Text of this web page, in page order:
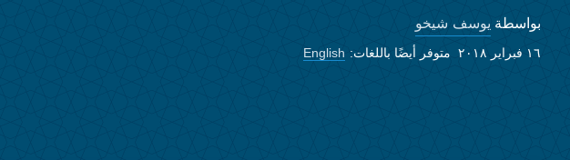
بواسطة يوسف شيخو
١٦ فبراير ٢٠١٨ متوفر أيضًا باللغات: English